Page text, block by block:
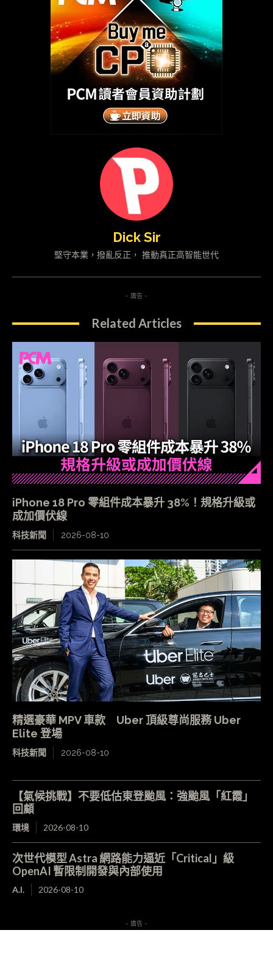
Dick Sir
堅守本業，撥亂反正， 推動真正高智能世代
- 廣告 -
Related Articles
iPhone 18 Pro 零組件成本暴升 38%！規格升級或
成加價伏線
科技新聞 2026-08-10
精選豪華 MPV 車款 Uber 頂級尊尚服務 Uber
Elite 登場
科技新聞 2026-08-10
【氣候挑戰】不要低估東登颱風：強颱風「紅霞」
回顧
環境 2026-08-10
次世代模型 Astra 網路能力逼近「Critical」級
OpenAI 暫限制開發與內部使用
A.I. 2026-08-10
- 廣告 -